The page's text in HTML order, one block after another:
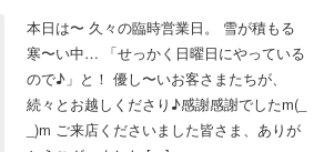
本日は〜 久々の臨時営業日。 雪が積もる
寒〜い中… 「せっかく日曜日にやっている
ので♪」と！ 優し〜いお客さまたちが、
続々とお越しくださり♪感謝感謝でしたm(_
_)m ご来店くださいました皆さま、ありが